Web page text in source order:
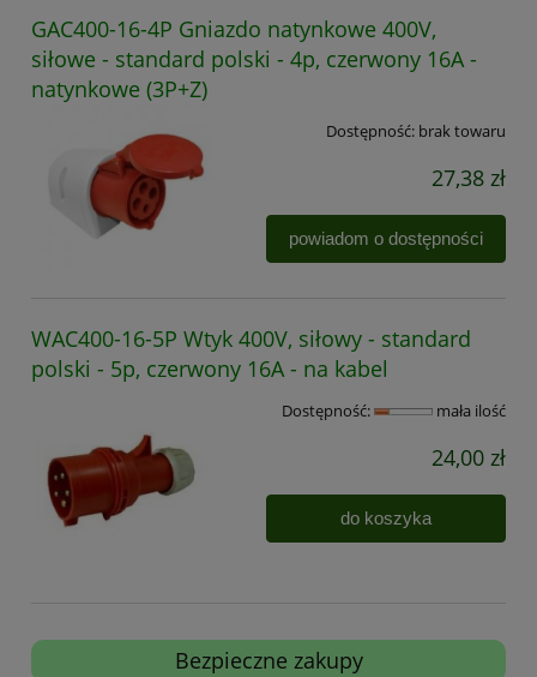
GAC400-16-4P Gniazdo natynkowe 400V,
siłowe - standard polski - 4p, czerwony 16A -
natynkowe (3P+Z)
Dostępność: brak towaru
27,38 zł
powiadom o dostępności
WAC400-16-5P Wtyk 400V, siłowy - standard
polski - 5p, czerwony 16A - na kabel
Dostępność: mała ilość
24,00 zł
do koszyka
Bezpieczne zakupy